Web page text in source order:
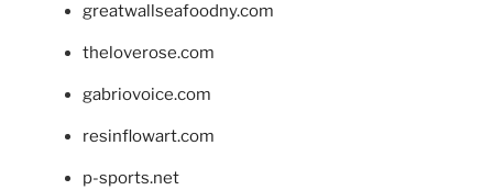
greatwallseafoodny.com
theloverose.com
gabriovoice.com
resinflowart.com
p-sports.net